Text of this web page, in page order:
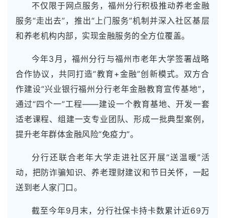
不仅限于网点服务，福州分行积极推动养老金融
服务“走出去”，推出“上门服务”机制并深入社区基层
和养老机构内部，实现金融服务的全方位覆盖。
今年3月，福州分行与福州市老年大学签署战略
合作协议，共同打造“教育+金融”创新模式。双方合
作建设“兴业银行福州分行老年金融教育宣传基地”，
通过“四个一”工程——建设一个教育基地、开发一套
适老课程、组建一支专业团队、形成一批典型案例，
提升老年群体金融风险“免疫力”。
分行还联合老年大学走进社区开展“送温暖”活
动，把防诈骗知识、养老理财建议和节日关怀，一起
送到老人家门口。
截至今年9月末，分行社保卡持卡数累计近69万